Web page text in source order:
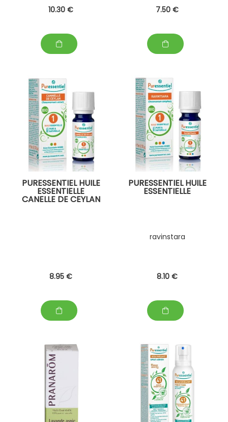
10.30 €
7.50 €
PURESSENTIEL HUILE
ESSENTIELLE
CANELLE DE CEYLAN
8.95 €
PURESSENTIEL HUILE
ESSENTIELLE
ravinstara
8.10 €